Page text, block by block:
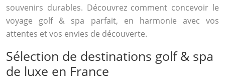
souvenirs durables. Découvrez comment concevoir le
voyage golf & spa parfait, en harmonie avec vos
attentes et vos envies de découverte.
Sélection de destinations golf & spa
de luxe en France